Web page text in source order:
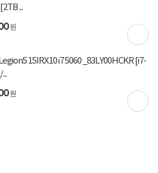
...
원
15IRX10 i7 5060 _83LY00HCKR [i7-
원